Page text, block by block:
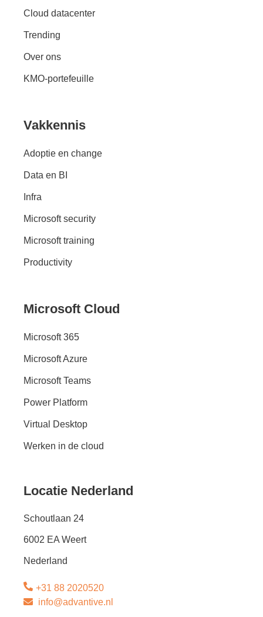
Cloud datacenter
Trending
Over ons
KMO-portefeuille
Vakkennis
Adoptie en change
Data en BI
Infra
Microsoft security
Microsoft training
Productivity
Microsoft Cloud
Microsoft 365
Microsoft Azure
Microsoft Teams
Power Platform
Virtual Desktop
Werken in de cloud
Locatie Nederland
Schoutlaan 24
6002 EA Weert
Nederland
+31 88 2020520
info@advantive.nl